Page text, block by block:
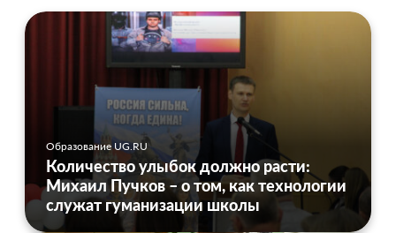
Образование UG.RU
Количество улыбок должно расти:
Михаил Пучков – о том, как технологии
служат гуманизации школы